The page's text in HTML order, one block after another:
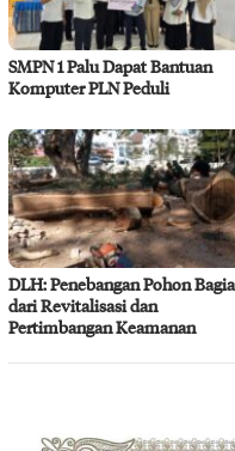
SMPN 1 Palu Dapat Bantuan
Komputer PLN Peduli
DLH: Penebangan Pohon
dari Revitalisasi dan
Pertimbangan Keamanan